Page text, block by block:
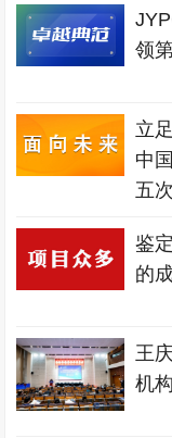
领
立
中
五
鉴
的
王
机